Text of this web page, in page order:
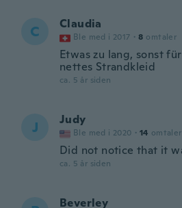
C Claudia
Ble med i 2017 · 8 omtaler
Etwas zu lang, sonst
nettes Strandkleid
ca. 5 år siden
J Judy
Ble med i 2020 · 14 omtaler
Did not notice that it
ca. 5 år siden
Beverley